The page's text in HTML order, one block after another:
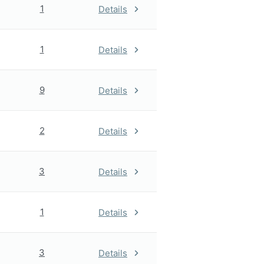
1 Details
1 Details
9 Details
2 Details
3 Details
1 Details
3 Details